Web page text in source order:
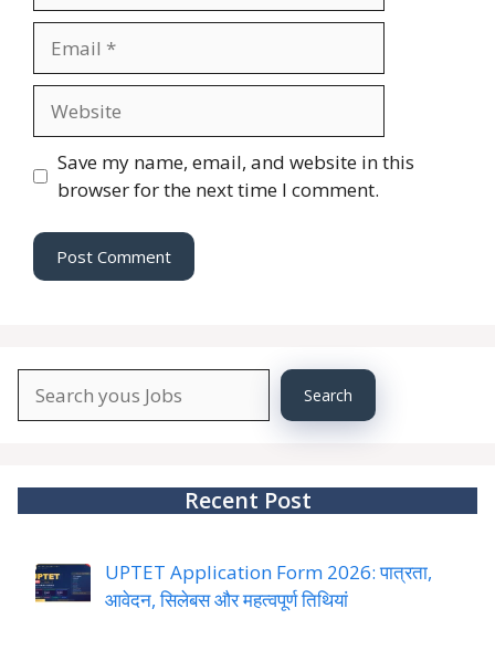
Save my name, email, and website in this
browser for the next time I comment.
About
Search
Recent Post
UPTET Application Form 2026: पात्रता,
आवेदन, सिलेबस और महत्वपूर्ण तिथियां